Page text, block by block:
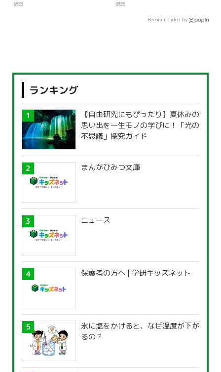
辞典 辞典
Recommended by
ランキング
【自由研究にもぴったり】夏休みの
思い出を一生モノの学びに！「光の
不思議」探究ガイド
まんがひみつ文庫
ニュース
保護者の方へ | 学研キッズネット
氷に塩をかけると、なぜ温度が下が
るの？